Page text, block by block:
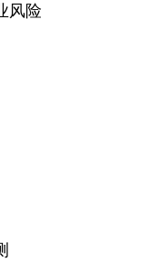
风险